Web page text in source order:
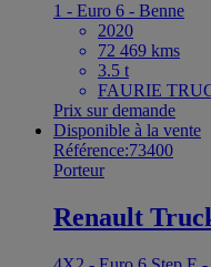
1 - Euro 6 - Benne
2020
72 469 kms
3.5 t
FAURIE
Prix sur demande
Disponible à la vente
Référence:73400
Porteur
Renault